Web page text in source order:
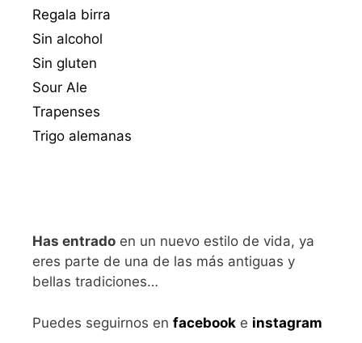
Regala birra
Sin alcohol
Sin gluten
Sour Ale
Trapenses
Trigo alemanas
Has entrado en un nuevo estilo de vida, ya
eres parte de una de las más antiguas y
bellas tradiciones…
Puedes seguirnos en facebook e instagram